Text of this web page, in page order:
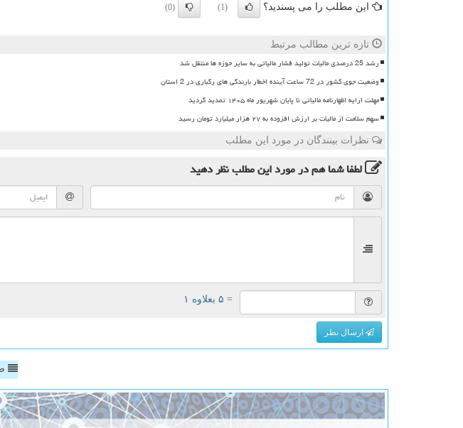
این مطلب را می پسندید؟ (1)
(0)
تازه ترین مطالب مرتبط
رشد 25 درصدی مالیات تولید فشار مالیاتی به سایر حوزه ها منتقل شد
وضعیت جوی کشور در 72 ساعت آینده اخطار بارندگی های رگباری در 2 استان
مهلت ارایه اظهارنامه مالیاتی تا پایان شهریور ماه ۱۴۰۵ تمدید گردید
سهم سلامت از مالیات بر ارزش افزوده به ۲۷ هزار میلیارد تومان رسید
نظرات بینندگان در مورد این مطلب
لطفا شما همدر مورد این مطلبنظر دهید
= ۵ بعلاوه ۱
ارسال نظر